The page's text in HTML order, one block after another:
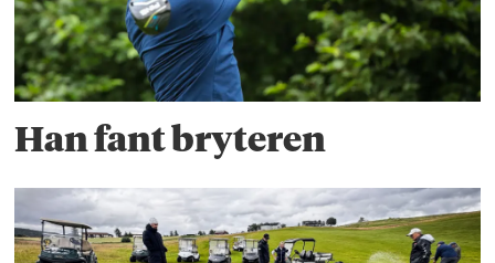
Han fant bryteren